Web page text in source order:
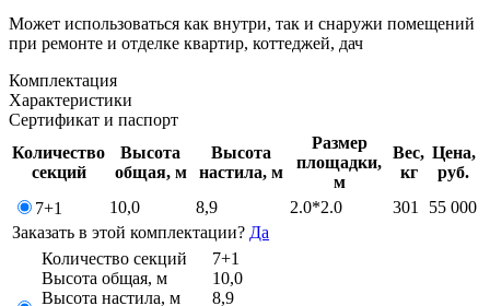
Может использоваться как внутри, так и снаружи помещений
при ремонте и отделке квартир, коттеджей, дач
Комплектация
Характеристики
Сертификат и паспорт
Количество
секций
Высота
общая, м
Высота
настила, м
Размер
площадки,
м
Вес,
кг
Цена,
руб.
7+1
10,0 8,9 2.0*2.0 301
55 000
Заказать в этой комплектации? Да
Количество секций
Высота общая, м
Высота настила, м
7+1
10,0
8,9